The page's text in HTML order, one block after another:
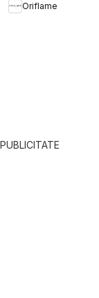
Oriflame
PUBLICITATE